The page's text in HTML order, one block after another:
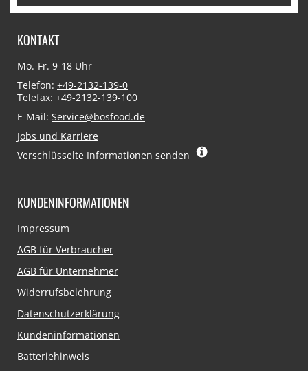
KONTAKT
Mo.-Fr. 9-18 Uhr
Telefon: +49-2132-139-0
Telefax: +49-2132-139-100
E-Mail: Service@bosfood.de
Jobs und Karriere
Verschlüsselte Informationen senden
KUNDENINFORMATIONEN
Navigation
Impressum
AGB für Verbraucher
AGB für Unternehmer
Widerrufsbelehrung
Datenschutzerklärung
Kundeninformationen
Batteriehinweis